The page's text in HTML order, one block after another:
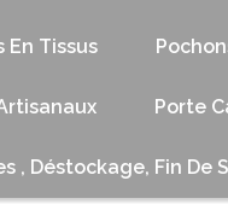
En Tissus
Porte
, Déstockage, Fin De